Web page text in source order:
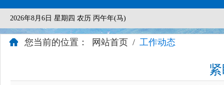
2026年8月6日 星期四 农历 丙午年(马)
您当前的位置： 网站首页 / 工作动态